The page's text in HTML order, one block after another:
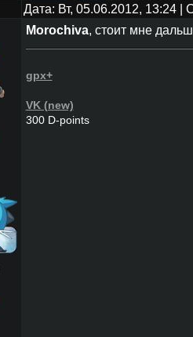
Дата: Вт, 05.06.2012, 13:24
Morochiva, стоит мне
gpx+
VK (new)
300 D-points